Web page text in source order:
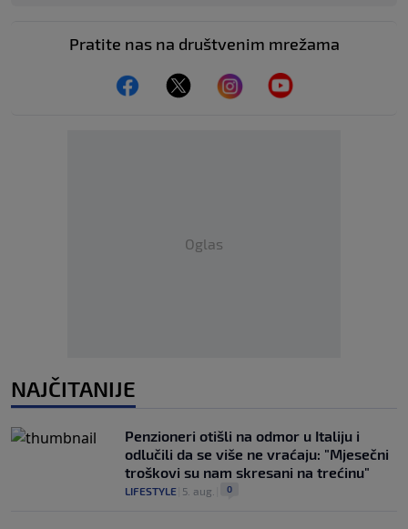
Pratite nas na društvenim mrežama
Oglas
NAJČITANIJE
Penzioneri otišli na odmor u Italiju i
odlučili da se više ne vraćaju: "Mjesečni
troškovi su nam skresani na trećinu"
LIFESTYLE 5. aug. 0